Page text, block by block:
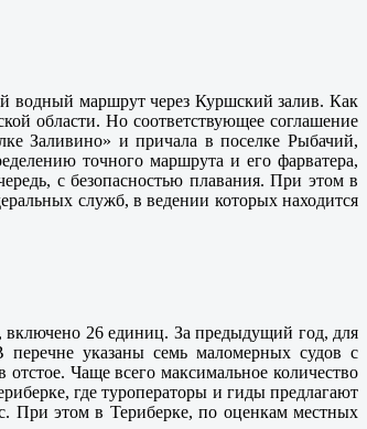
водный маршрут через Куршский залив. Как
области. Но соответствующее соглашение
Заливино» и причала в поселке Рыбачий,
точного маршрута и его фарватера,
с безопасностью плавания. При этом в
служб, в ведении которых находится
включено 26 единиц. За предыдущий год, для
указаны семь маломерных судов с
Чаще всего максимальное количество
где туроператоры и гиды предлагают
При этом в Териберке, по оценкам местных